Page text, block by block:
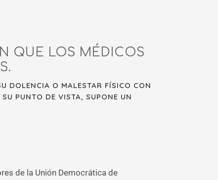
QUE LOS MÉDICOS
DOLENCIA O MALESTAR FÍSICO CON
PUNTO DE VISTA, SUPONE UN
de la Unión Democrática de